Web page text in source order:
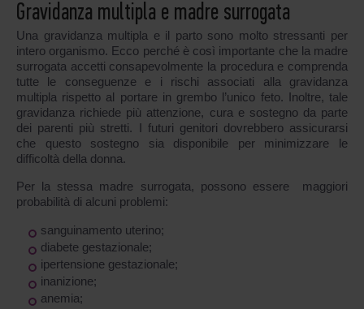
Gravidanza multipla e madre surrogata
Una gravidanza multipla e il parto sono molto stressanti per
intero organismo. Ecco perché è così importante che la madre
surrogata accetti consapevolmente la procedura e comprenda
tutte le conseguenze e i rischi associati alla gravidanza
multipla rispetto al portare in grembo l’unico feto. Inoltre, tale
gravidanza richiede più attenzione, cura e sostegno da parte
dei parenti più stretti. I futuri genitori dovrebbero assicurarsi
che questo sostegno sia disponibile per minimizzare le
difficoltà della donna.
Per la stessa madre surrogata, possono essere maggiori
probabilità di alcuni problemi:
sanguinamento uterino;
diabete gestazionale;
ipertensione gestazionale;
inanizione;
anemia;